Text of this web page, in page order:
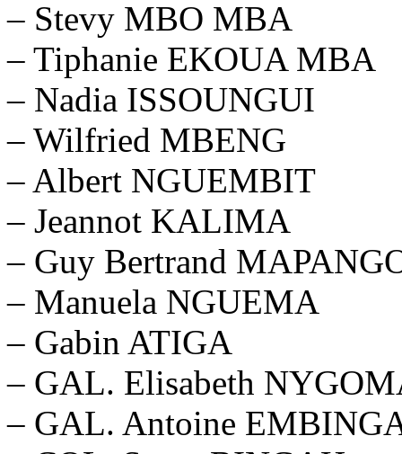
– Stevy MBO MBA
– Tiphanie EKOUA MBA
– Nadia ISSOUNGUI
– Wilfried MBENG
– Albert NGUEMBIT
– Jeannot KALIMA
– Guy Bertrand
– Manuela NGUEMA
– Gabin ATIGA
– GAL. Elisabeth
– GAL. Antoine